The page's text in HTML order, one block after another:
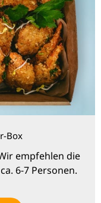
Box
empfehlen die
6-7 Personen.